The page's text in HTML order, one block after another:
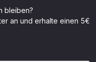
bleiben?
an und erhalte einen 5€